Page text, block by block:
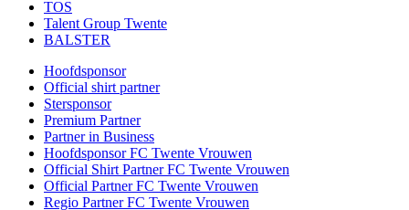
TOS
Talent Group Twente
BALSTER
Hoofdsponsor
Official shirt partner
Stersponsor
Premium Partner
Partner in Business
Hoofdsponsor FC Twente Vrouwen
Official Shirt Partner FC Twente Vrouwen
Official Partner FC Twente Vrouwen
Regio Partner FC Twente Vrouwen